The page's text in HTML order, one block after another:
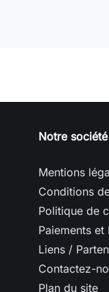
Notre société
Mentions
Conditions
Politique de
Paiements et
Liens /
Contactez-
Plan du site